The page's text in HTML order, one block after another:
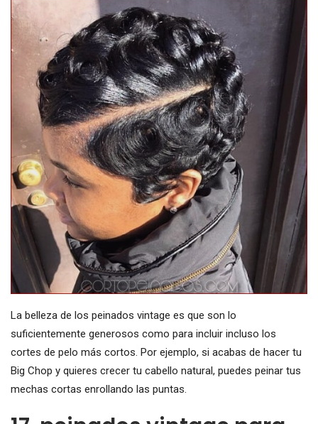
La belleza de los peinados vintage es que son lo
suficientemente generosos como para incluir incluso los
cortes de pelo más cortos. Por ejemplo, si acabas de hacer tu
Big Chop y quieres crecer tu cabello natural, puedes peinar tus
mechas cortas enrollando las puntas.